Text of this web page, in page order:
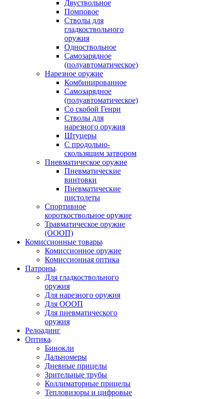
Двуствольное
Помповое
Стволы для
гладкоствольного
оружия
Одноствольное
Самозарядное
(полуавтоматическое)
Нарезное оружие
Комбинированное
Самозарядное
(полуавтоматическое)
Со скобой Генри
Стволы для
нарезного оружия
Штуцеры
С продольно-
скользящим затвором
Пневматическое оружие
Пневматические
винтовки
Пневматические
пистолеты
Спортивное
короткоствольное оружие
Травматическое оружие
(ОООП)
Комиссионные товары
Комиссионное оружие
Комиссионная оптика
Патроны
Для гладкоствольного
оружия
Для нарезного оружия
Для ОООП
Для пневматического
оружия
Релоадинг
Оптика
Бинокли
Дальномеры
Дневные прицелы
Зрительные трубы
Коллиматорные прицелы
Тепловизоры и цифровые